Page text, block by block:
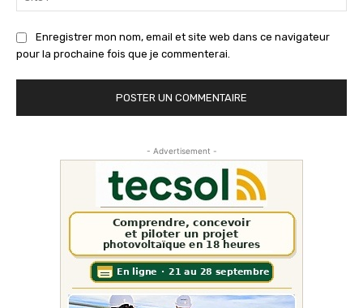
Enregistrer mon nom, email et site web dans ce navigateur
pour la prochaine fois que je commenterai.
- Advertisement -